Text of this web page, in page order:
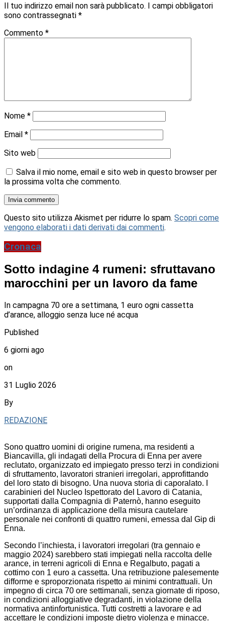
Il tuo indirizzo email non sarà pubblicato. I campi obbligatori
sono contrassegnati *
Commento *
Nome *
Email *
Sito web
Salva il mio nome, email e sito web in questo browser per
la prossima volta che commento.
Questo sito utilizza Akismet per ridurre lo spam. Scopri come
vengono elaborati i dati derivati dai commenti.
Cronaca
Sotto indagine 4 rumeni: sfruttavano
marocchini per un lavoro da fame
In campagna 70 ore a settimana, 1 euro ogni cassetta
d’arance, alloggio senza luce né acqua
Published
6 giorni ago
on
31 Luglio 2026
By
REDAZIONE
Sono quattro uomini di origine rumena, ma residenti a
Biancavilla, gli indagati della Procura di Enna per avere
reclutato, organizzato ed impiegato presso terzi in condizioni
di sfruttamento, lavoratori stranieri irregolari, approfittando
del loro stato di bisogno. Una nuova storia di caporalato. I
carabinieri del Nucleo Ispettorato del Lavoro di Catania,
supportati dalla Compagnia di Paternò, hanno eseguito
un’ordinanza di applicazione della misura cautelare
personale nei confronti di quattro rumeni, emessa dal Gip di
Enna.
Secondo l’inchiesta, i lavoratori irregolari (tra gennaio e
maggio 2024) sarebbero stati impiegati nella raccolta delle
arance, in terreni agricoli di Enna e Regalbuto, pagati a
cottimo con 1 euro a cassetta. Una retribuzione palesemente
difforme e sproporzionata rispetto ai minimi contrattuali. Un
impegno di circa 70 ore settimanali, senza giornate di riposo,
in condizioni alloggiative degradanti, in violazione della
normativa antinfortunistica. Tutti costretti a lavorare e ad
accettare le condizioni imposte dietro violenza e minacce.